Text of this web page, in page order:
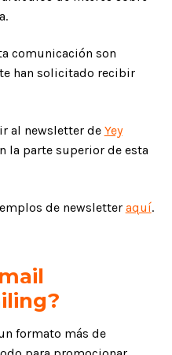
comunicación son
han solicitado recibir
al newsletter de Yey
la parte superior de esta
de newsletter aquí.
formato más de